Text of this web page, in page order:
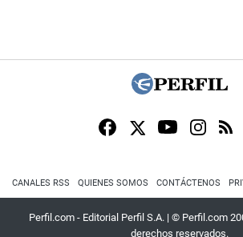
CANALES RSS QUIENES SOMOS CONTÁCTENOS
Perfil.com - Editorial Perfil S.A. | © Perfil.com
derechos reservados.